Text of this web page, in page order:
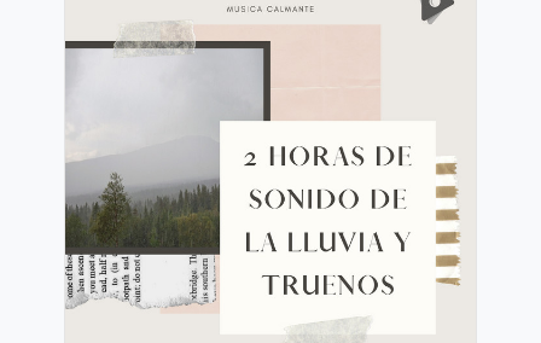
Información
Jugar